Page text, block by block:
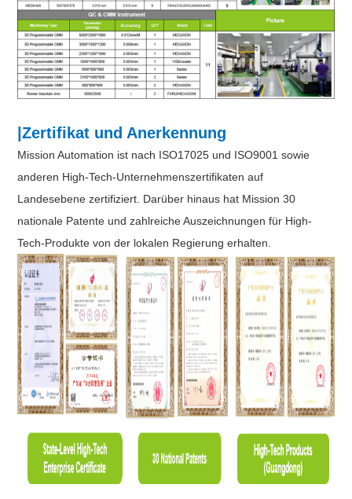
|Zertifikat und Anerkennung
Mission Automation ist nach ISO17025 und ISO9001 sowie
anderen High-Tech-Unternehmenszertifikaten auf
Landesebene zertifiziert. Darüber hinaus hat Mission 30
nationale Patente und zahlreiche Auszeichnungen für High-
Tech-Produkte von der lokalen Regierung erhalten.